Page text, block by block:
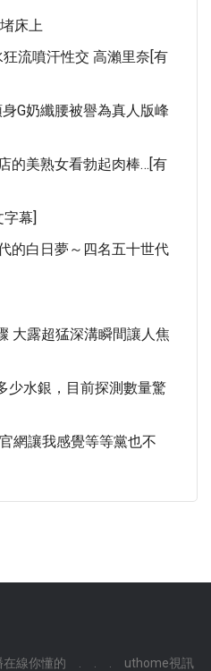
床上
流噴汗性交 高瀨里奈[有
G奶纖腰被譽為真人版峰
的美熟女看勃起肉棒…[有
字幕]
的白日夢～四名五十世代
大露超猛深溝瞬間讓人焦
少水銀，目前探測數量驚
網讓我感覺等等黨也不
線你懂的
uthome視訊